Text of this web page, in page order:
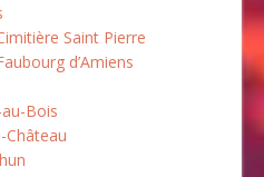
Saint Pierre
d’Amiens
Bois
Château